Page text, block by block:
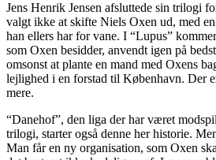
Jens Henrik Jensen afsluttede sin trilogi
valgt ikke at skifte Niels Oxen ud, med
han ellers har for vane. I “Lupus”
som Oxen besidder, anvendt igen på
omsonst at plante en mand med Oxens
lejlighed i en forstad til København. Der
mere.
“Danehof”, den liga der har været
trilogi, starter også denne her historie.
Man får en ny organisation, som Oxen